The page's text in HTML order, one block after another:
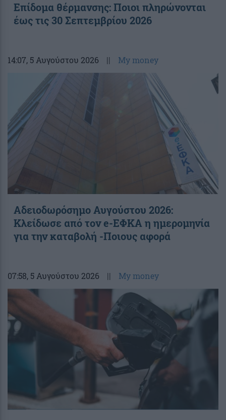
Επίδομα θέρμανσης: Ποιοι πληρώνονται
έως τις 30 Σεπτεμβρίου 2026
14:07, 5 Αυγούστου 2026 || My money
Αδειοδωρόσημο Αυγούστου 2026:
Κλείδωσε από τον e-ΕΦΚΑ η ημερομηνία
για την καταβολή -Ποιους αφορά
07:58, 5 Αυγούστου 2026 || My money